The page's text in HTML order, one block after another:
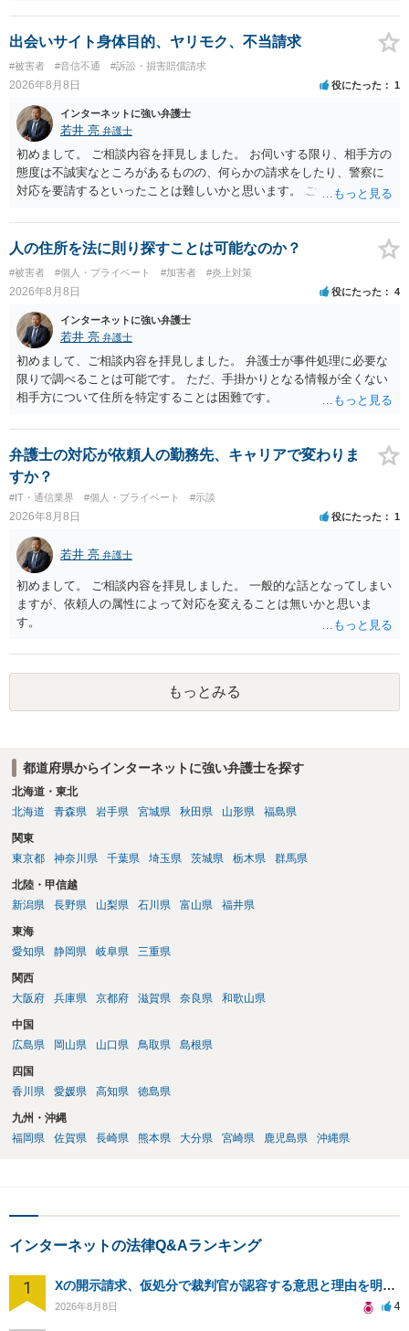
ただ、「328が名誉毀損、偽計業務妨害、侮辱罪、ストーカー等に関す
る法律違反に該当するといわれ」とのことですので、ご質問に書かれ
ていない何らかの背景事情があれば、回答は180度変わるかもしれませ
ん。公開の場で詳細を投稿することは不適当と思われますので、弁護
士へ直接相談した方がよいでしょう。
出会いサイト身体目的、ヤリモク、不当請求
#被害者 #音信不通 #訴訟・損害賠償請求
2026年8月8日 役にたった 1
インターネットに強い弁護士
若井 亮 弁護士
初めまして。 ご相談内容を拝見しました。 お伺いする限り、相手方の
態度は不誠実なところがあるものの、何らかの請求をしたり、警察に
対応を要請するといったことは難しいかと思います。 ご参考になれば
人の住所を法に則り探すことは可能なのか？
#被害者 #個人・プライベート #加害者 #炎上対策
2026年8月8日 役にたった 4
インターネットに強い弁護士
若井 亮 弁護士
初めまして、ご相談内容を拝見しました。 弁護士が事件処理に必要な
限りで調べることは可能です。 ただ、手掛かりとなる情報が全くない
相手方について住所を特定することは困難です。
弁護士の対応が依頼人の勤務先、キャリアで変わりま
すか？
#IT・通信業界 #個人・プライベート #示談
2026年8月8日 役にたった 1
若井 亮 弁護士
初めまして。 ご相談内容を拝見しました。 一般的な話となってしまい
ますが、依頼人の属性によって対応を変えることは無いかと思いま
す。
もっとみる
都道府県からインターネットに強い弁護士を探す
北海道・東北
北海道
青森県 岩手県 宮城県 秋田県 山形県 福島県
関東
東京都
神奈川県 千葉県 埼玉県 茨城県 栃木県 群馬県
北陸・甲信越
新潟県
長野県 山梨県 石川県 富山県 福井県
東海
愛知県
静岡県 岐阜県 三重県
関西
大阪府
兵庫県 京都府 滋賀県 奈良県 和歌山県
中国
広島県
岡山県 山口県 鳥取県 島根県
四国
香川県
愛媛県 高知県 徳島県
九州・沖縄
福岡県
佐賀県 長崎県 熊本県 大分県 宮崎県 鹿児島県 沖縄県
インターネットの法律Q&Aランキング
1 Xの開示請求、仮処分で裁判官が認容する意思と理由を明確化しても、相手側は争って引き延ばしますか
2026年8月8日 4